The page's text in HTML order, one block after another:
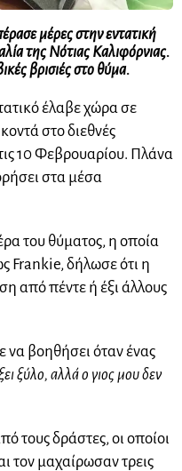
μέρες στην εντατική
της Νότιας Καλιφόρνιας.
βρισιές στο θύμα.
έλαβε χώρα σε
στο διεθνές
10 Φεβρουαρίου. Πλάνα
στα μέσα
του θύματος, η οποία
Frankie, δήλωσε ότι η
από πέντε ή έξι άλλους
βοηθήσει όταν ένας
ξύλο, αλλά ο γιος μου δεν
τους δράστες, οι οποίοι
τον μαχαίρωσαν τρεις